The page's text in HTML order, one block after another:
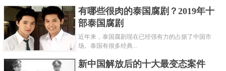
有哪些很肉的泰国腐剧？2019年十
部泰国腐剧
近年来，泰国腐剧现在已经强有力的占据了中国市
场。泰国有很多经典...
新中国解放后的十大最变态案件